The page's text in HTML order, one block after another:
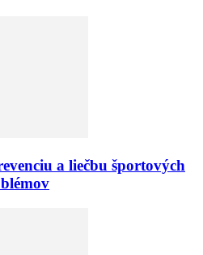
a liečbu športových